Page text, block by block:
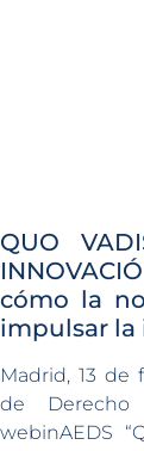
QUO
cómo la
impulsar la
Madrid, 13 de
de Derecho
webinAEDS